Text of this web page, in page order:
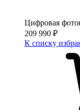
Цифровая
209 990 ₽
К списку